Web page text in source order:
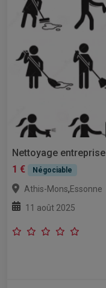
Nettoyage entreprise
1 €
Négociable
Athis-Mons,Essonne
11 août 2025